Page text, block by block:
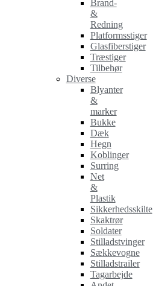
Brand-
&
Redning
Platformsstiger
Glasfiberstiger
Træstiger
Tilbehør
Diverse
Blyanter
&
marker
Bukke
Dæk
Hegn
Koblinger
Surring
Net
&
Plastik
Sikkerhedsskilte
Skaktrør
Soldater
Stilladstvinger
Sækkevogne
Stilladstrailer
Tagarbejde